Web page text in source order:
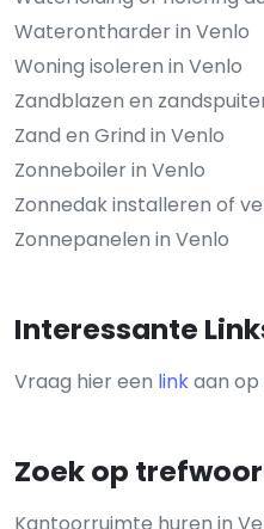
Waterontharder in Venlo
Woning isoleren in Venlo
Zandblazen en
Zand en Grind in Venlo
Zonneboiler in Venlo
Zonnedak installeren of
Zonnepanelen in Venlo
Interessante
Vraag hier een linkaan op
Zoek op
Kantoorruimte huren in